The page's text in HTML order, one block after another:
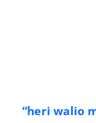
“heri walio